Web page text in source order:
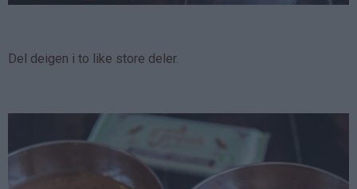
Del deigen i to like store deler.